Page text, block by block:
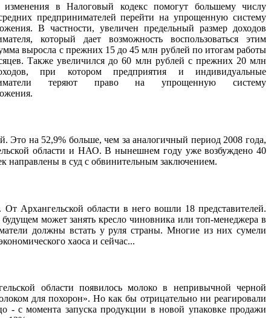
в Налоговый кодекс помогут большему числу
предпринимателей перейти на упрощенную систему
В частности, увеличен предельный размер доходов
который дает возможность воспользоваться этим
выросла с прежних 15 до 45 млн рублей по итогам работы
Также увеличился до 60 млн рублей с прежних 20 млн
при котором предприятия и индивидуальные
теряют право на упрощенную систему
Это на 52,9% больше, чем за аналогичный период 2008 года,
области и НАО. В нынешнем году уже возбуждено 40
направлены в суд с обвинительным заключением.
Архангельской области в него вошли 18 представителей.
может занять кресло чиновника или топ-менеджера в
должны встать у руля страны. Многие из них сумели
хаоса и сейчас...
области появилось молоко в непривычной черной
для похорон». Но как бы отрицательно ни реагировали
- с момента запуска продукции в новой упаковке продажи